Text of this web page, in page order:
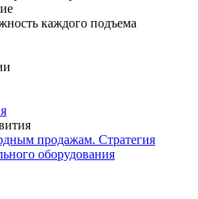
каждого подъема
продажам. Стратегия
оборудования